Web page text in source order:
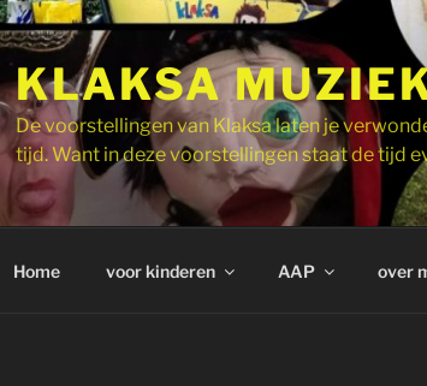
KLAKSA
De voorstellingen van Klaksa laten je
tijd. Want in deze voorstellingen staat de tijd
Home voor kinderen AAP over